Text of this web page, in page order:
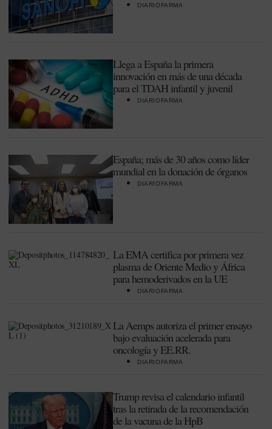
DIARIOFARMA
Llega a España la primera
innovación en más de una década
para el TDAH infantil y juvenil
DIARIOFARMA
España; más de 30 años como líder
mundial en la donación de órganos
DIARIOFARMA
La EMA certifica por primera vez
plasma de Oriente Medio y África
para hemoderivados en la UE
DIARIOFARMA
La Aemps autoriza el primer ensayo
bajo evaluación acelerada para
oncología y EE.RR.
DIARIOFARMA
Trump revisa el calendario infantil
tras la retirada de la recomendación
de la vacuna de la HpB